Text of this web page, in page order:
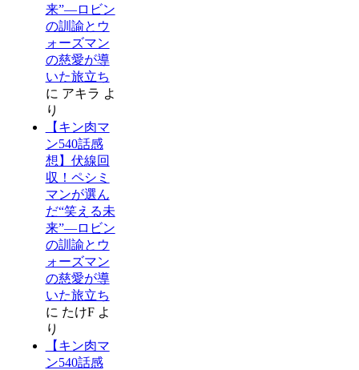
来”―ロビン
の訓諭とウ
ォーズマン
の慈愛が導
いた旅立ち
に アキラ よ
り
【キン肉マ
ン540話感
想】伏線回
収！ペシミ
マンが選ん
だ“笑える未
来”―ロビン
の訓諭とウ
ォーズマン
の慈愛が導
いた旅立ち
に たけFよ
り
【キン肉マ
ン540話感